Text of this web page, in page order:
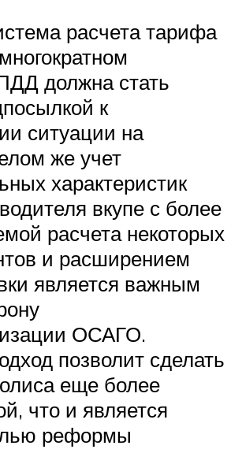
расчета тарифа
должна стать
к
ситуации на
же учет
характеристик
вкупе с более
расчета некоторых
и расширением
является важным
ОСАГО.
позволит сделать
еще более
что и является
реформы